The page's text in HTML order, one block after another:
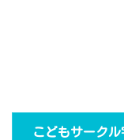
こどもサーク